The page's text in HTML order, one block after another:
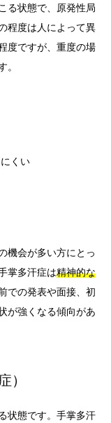
る状態で、原発性局
程度は人によって異
度ですが、重度の場
。
くい
機会が多い方にとっ
掌多汗症は精神的な
での発表や面接、初
が強くなる傾向があ
）
状態です。手掌多汗